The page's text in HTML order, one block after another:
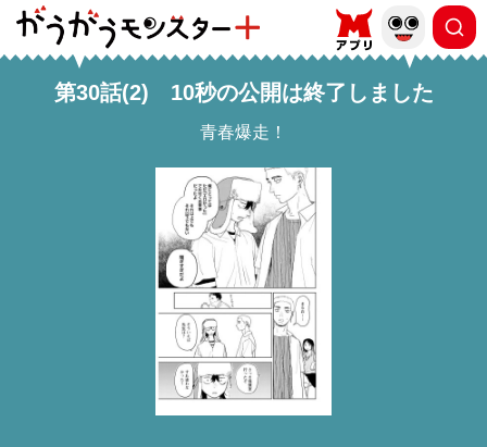
第30話(2) 10秒の公開は終了しました
青春爆走！